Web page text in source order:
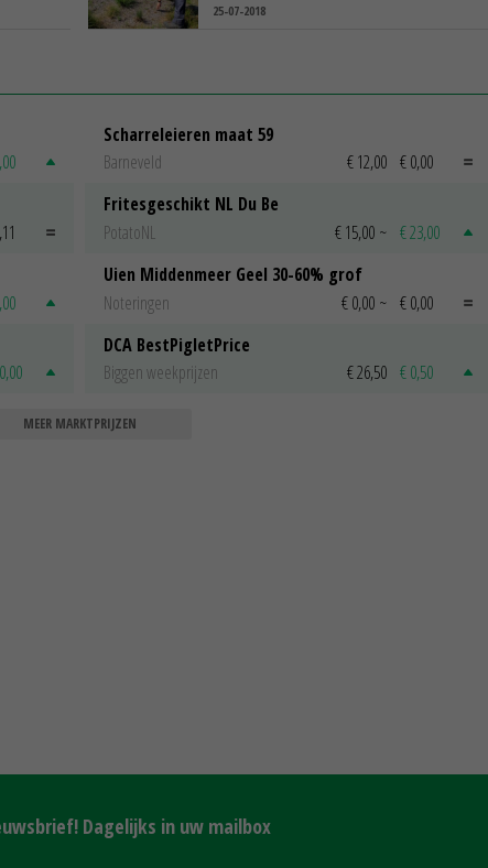
25-07-2018
Scharreleieren maat 59
Barneveld
€ 12,00 € 0,00
Fritesgeschikt NL Du Be
PotatoNL
€ 15,00 ~ € 23,00
Uien Middenmeer Geel 30-60% grof
Noteringen
€ 0,00 ~ € 0,00
DCA BestPigletPrice
Biggen weekprijzen
€ 26,50 € 0,50
MEER MARKTPRIJZEN
Dagelijks in uw mailbox